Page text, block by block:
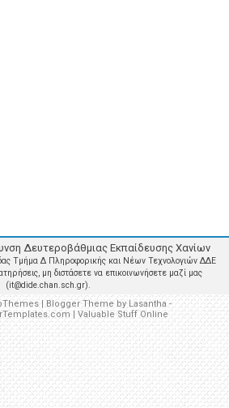
Δευτεροβάθμιας Εκπαίδευσης Χανίων
Τμήμα Δ Πληροφορικής και Νέων Τεχνολογιών ΔΔΕ
μη διστάσετε να επικοινωνήσετε μαζί μας
(it@dide.chan.sch.gr).
| Blogger Theme byLasantha -
| Valuable Stuff Online